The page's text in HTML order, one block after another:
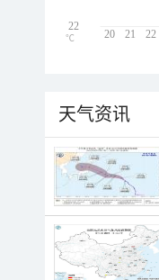
20 21 22
22
℃
天气资讯